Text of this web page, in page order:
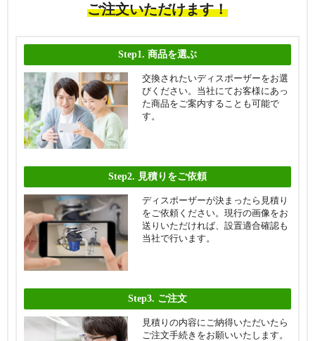
ご注文いただけます！
Step1. 商品を選ぶ
交換されたいディスポーザーをお選
びください。当社にてお客様にあっ
た商品をご案内することも可能で
す。
Step2. 見積りをご依頼
ディスポーザーが決まったら見積り
をご依頼ください。現行の画像をお
送りいただければ、設置適合確認も
当社で行います。
Step3. ご注文
見積りの内容にご納得いただいたら
ご注文手続きをお願いいたします。